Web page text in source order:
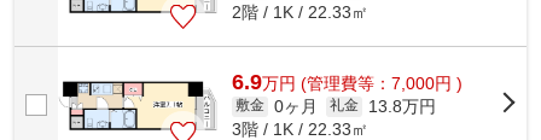
2階 / 1K / 22.33㎡
6.9万円 (管理費等：7,000円 )
敷金 0ヶ月 礼金
13.8万円
3階 / 1K / 22.33㎡